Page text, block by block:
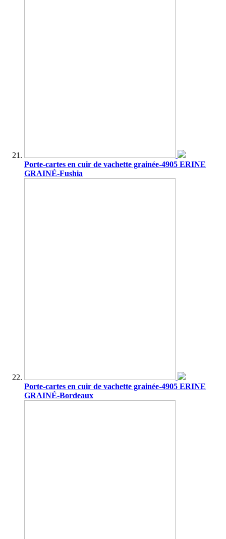
Porte-cartes en cuir de vachette grainée-4905 ERINE
GRAINÉ-Fushia
Porte-cartes en cuir de vachette grainée-4905 ERINE
GRAINÉ-Bordeaux